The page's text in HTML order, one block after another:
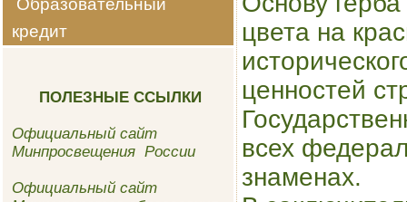
Образовательный
кредит
ПОЛЕЗНЫЕ ССЫЛКИ
Официальный сайт
Минпросвещения России
Официальный сайт
цвета на
ценностей
всех
знаменах.